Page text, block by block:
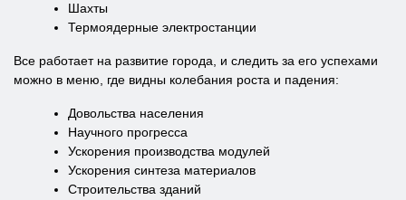
Шахты
Термоядерные электростанции
Все работает на развитие города, и следить за его успехами
можно в меню, где видны колебания роста и падения:
Довольства населения
Научного прогресса
Ускорения производства модулей
Ускорения синтеза материалов
Строительства зданий